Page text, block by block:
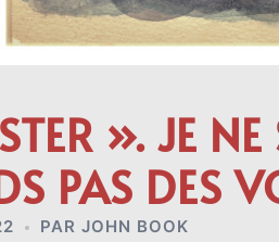
». JE NE
PAS DES
PAR JOHN BOOK